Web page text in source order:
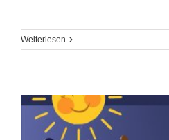
Weiterlesen